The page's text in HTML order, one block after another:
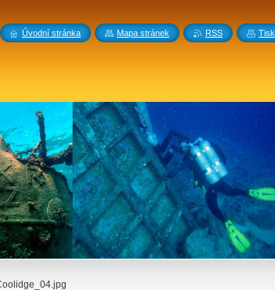
Úvodní stránka Mapa stránek RSS Tisk